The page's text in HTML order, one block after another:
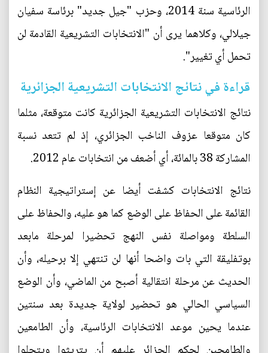
الرئاسية سنة 2014، وحزب "جيل جديد" برئاسة سفيان
جيلالي، وكلاهما يرى أن "الانتخابات التشريعية القادمة لن
تحمل أي تغيير".
قراءة في نتائج الانتخابات التشريعية الجزائرية
نتائج الانتخابات التشريعية الجزائرية كانت متوقعة، مثلما
كان متوقعا عزوف الناخب الجزائري، إذ لم تتعد نسبة
المشاركة 38 بالمائة، أي أضعف من انتخابات عام 2012.
نتائج الانتخابات كشفت أيضا عن إستراتيجية النظام
القائمة على الحفاظ على الوضع كما هو عليه، والحفاظ على
السلطة ومواصلة نفس النهج تحضيرا لمرحلة مابعد
بوتفليقة التي بات واضحا أنها لن تنتهي إلا برحيله، وأن
الحديث عن مرحلة انتقالية أصبح من الماضي، وأن الوضع
السياسي الحالي هو تحضير لولاية جديدة بعد سنتين
عندما يحين موعد الانتخابات الرئاسية، وأن الطامعين